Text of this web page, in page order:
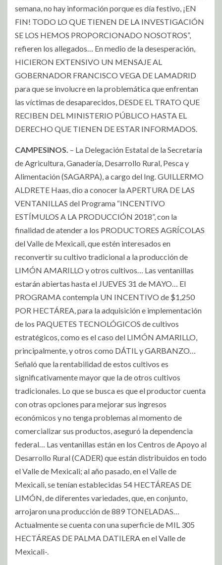
semana, no hay información porque es día festivo, ¡EN
FIN! TODO LO QUE TIENEN DE LA INVESTIGACIÓN
SE LOS HEMOS PROPORCIONADO NOSOTROS”,
refieren los allegados… En medio de la desesperación,
HICIERON EXTENSIVO UN MENSAJE AL
GOBERNADOR FRANCISCO VEGA DE LAMADRID
para que se involucre en la problemática que enfrentan
las víctimas de desaparecidos, DESDE EL TRATO QUE
RECIBEN DEL MINISTERIO PÚBLICO HASTA EL
DERECHO QUE TIENEN DE ESTAR INFORMADOS.
CAMPESINOS. – La Delegación Estatal de la Secretaría
de Agricultura, Ganadería, Desarrollo Rural, Pesca y
Alimentación (SAGARPA), a cargo del Ing. GUILLERMO
ALDRETE Haas, dio a conocer la APERTURA DE LAS
VENTANILLAS del Programa “INCENTIVO
ESTÍMULOS A LA PRODUCCIÓN 2018”, con la
finalidad de atender a los PRODUCTORES AGRÍCOLAS
del Valle de Mexicali, que estén interesados en
reconvertir su cultivo tradicional a la producción de
LIMÓN AMARILLO y otros cultivos… Las ventanillas
estarán abiertas hasta el JUEVES 31 de MAYO… El
PROGRAMA contempla UN INCENTIVO de $1,250
POR HECTÁREA, para la adquisición e implementación
de los PAQUETES TECNOLÓGICOS de cultivos
estratégicos, como es el caso del LIMÓN AMARILLO,
principalmente, y otros como DÁTIL y GARBANZO…
Señaló que la rentabilidad de estos cultivos es
significativamente mayor que la de otros cultivos
tradicionales. Lo que se busca es que el productor cuenta
con otras opciones para mejorar sus ingresos
económicos y no tenga problemas al momento de
comercializar sus productos, aseguró la dependencia
federal… Las ventanillas están en los Centros de Apoyo al
Desarrollo Rural (CADER) que están distribuidos en todo
el Valle de Mexicali; al año pasado, en el Valle de
Mexicali, se tenían establecidas 54 HECTÁREAS DE
LIMÓN, de diferentes variedades, que, en conjunto,
arrojaron una producción de 889 TONELADAS…
Actualmente se cuenta con una superficie de MIL 305
HECTÁREAS DE PALMA DATILERA en el Valle de
Mexicali-.